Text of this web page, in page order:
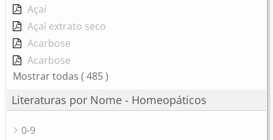
Açaí
Açaí extrato seco
Acarbose
Acarbose
Mostrar todas ( 485 )
Literaturas por Nome - Homeopáticos
0-9